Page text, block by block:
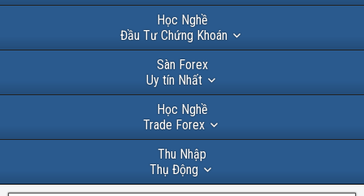
Học Nghề
Đầu Tư Chứng Khoán
Sàn Forex
Uy tín Nhất
Học Nghề
Trade Forex
Thu Nhập
Thụ Động